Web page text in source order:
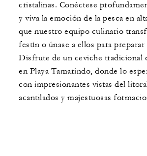
cristalinas. Conéctese
y viva la emoción de la pesca en
que nuestro equipo culinario
festín o únase a ellos para
Disfrute de un ceviche tradicional
en Playa Tamarindo, donde lo
con impresionantes vistas del
acantilados y majestuosas